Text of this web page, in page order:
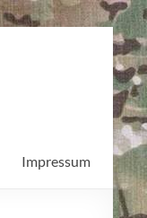
Impressum